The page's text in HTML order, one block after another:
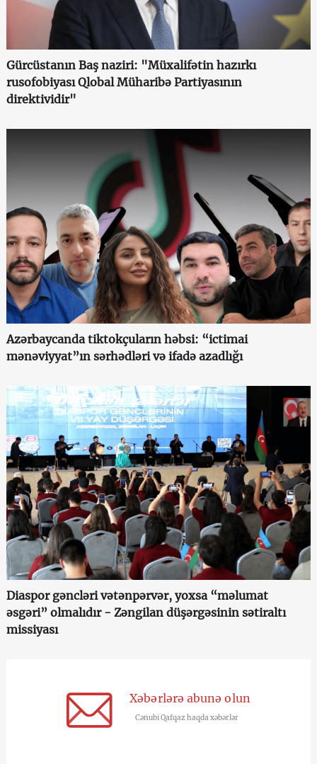
Gürcüstanın Baş naziri: "Müxalifətin hazırkı
rusofobiyası Qlobal Müharibə Partiyasının
direktividir"
Azərbaycanda tiktokçuların həbsi: “ictimai
mənəviyyat”ın sərhədləri və ifadə azadlığı
Diaspor gəncləri vətənpərvər, yoxsa “məlumat
əsgəri” olmalıdır - Zəngilan düşərgəsinin sətiraltı
missiyası
Xəbərlərə abunə olun
Cənubi Qafqaz haqda xəbərlər